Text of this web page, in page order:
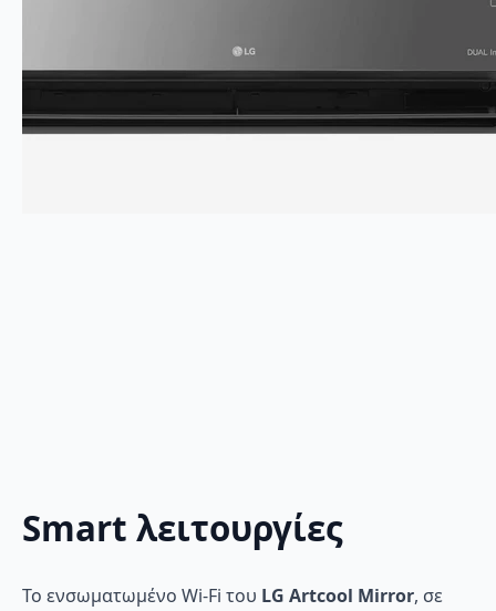
Smart λειτουργίες
Το ενσωματωμένο Wi-Fi του LG Artcool Mirror, σε